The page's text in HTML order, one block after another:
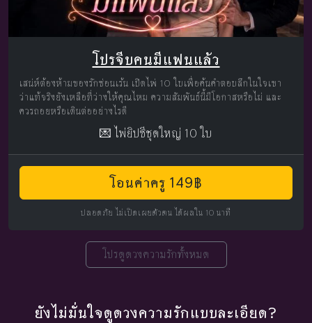
โปรจีบคนมีแฟนแล้ว
เสน่ห์ต้องห้ามของรักซ่อนเร้น เปิดไพ่ 10 ใบเพื่อค้นคำตอบลึกในใจเขา
ว่าแท้จริงยังเหลือที่ว่างให้คุณไหม ความสัมพันธ์นี้มีโอกาสหรือไม่ และ
ควรถอยหรือเดินต่ออย่างไรดี
💌 ไพ่ยิปซีชุดใหญ่ 10 ใบ
โอนค่าครู 149฿
ปลอดภัย ไม่เปิดเผยตัวตน ได้ผลใน 10 นาที
โปรดูดวงความรักทั้งหมด
ยังไม่มั่นใจดูดวงความรักแบบละเอียด?